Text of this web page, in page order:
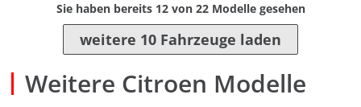
Sie haben bereits 12von 22Modelle gesehen
weitere 10 Fahrzeuge laden
Weitere Citroen Modelle